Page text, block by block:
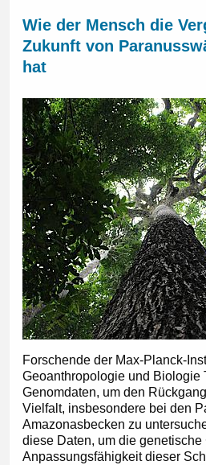
Wie der Mensch die
Zukunft von
hat
Forschende der Max-Planck-
Geoanthropologie und Biologie
Genomdaten, um den
Vielfalt, insbesondere bei den
Amazonasbecken zu
diese Daten, um die genetische
Anpassungsfähigkeit dieser